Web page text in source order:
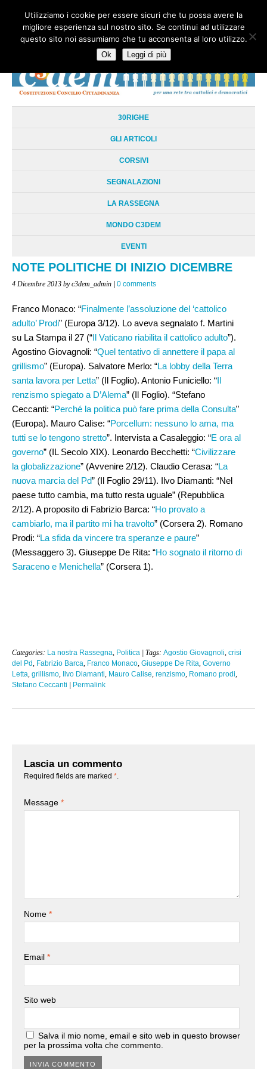
HOME CHI SIAMO LA RETE LE RADICI DOCUMENTAZIONE
AREE TEMATICHE
30RIGHE
GLI ARTICOLI
CORSIVI
SEGNALAZIONI
LA RASSEGNA
MONDO C3DEM
EVENTI
NOTE POLITICHE DI INIZIO DICEMBRE
4 Dicembre 2013 by c3dem_admin | 0 comments
Franco Monaco: “Finalmente l’assoluzione del ‘cattolico
adulto’ Prodi” (Europa 3/12). Lo aveva segnalato f. Martini
su La Stampa il 27 (“Il Vaticano riabilita il cattolico adulto”).
Agostino Giovagnoli: “Quel tentativo di annettere il papa al
grillismo” (Europa). Salvatore Merlo: “La lobby della Terra
santa lavora per Letta” (Il Foglio). Antonio Funiciello: “Il
renzismo spiegato a D’Alema” (Il Foglio). “Stefano
Ceccanti: “Perché la politica può fare prima della Consulta”
(Europa). Mauro Calise: “Porcellum: nessuno lo ama, ma
tutti se lo tengono stretto”. Intervista a Casaleggio: “E ora al
governo” (IL Secolo XIX). Leonardo Becchetti: “Civilizzare
la globalizzazione” (Avvenire 2/12). Claudio Cerasa: “La
nuova marcia del Pd” (Il Foglio 29/11). Ilvo Diamanti: “Nel
paese tutto cambia, ma tutto resta uguale” (Repubblica
2/12). A proposito di Fabrizio Barca: “Ho provato a
cambiarlo, ma il partito mi ha travolto” (Corsera 2). Romano
Prodi: “La sfida da vincere tra speranze e paure”
(Messaggero 3). Giuseppe De Rita: “Ho sognato il ritorno di
Saraceno e Menichella” (Corsera 1).
Categories: La nostra Rassegna Politica | Tags: Agostio Giovagnoli crisi
del Pd Fabrizio Barca Franco Monaco Giuseppe De Rita Governo
Letta grillismo Ilvo Diamanti Mauro Calise renzismo Romano prodi
Stefano Ceccanti | Permalink
Lascia un commento
Required fields are marked *
Message *
Nome *
Email *
Sito web
Salva il mio nome, email e sito web in questo browser
per la prossima volta che commento.
Utilizziamo i cookie per essere sicuri che tu possa avere la
migliore esperienza sul nostro sito. Se continui ad utilizzare
questo sito noi assumiamo che tu acconsenta al loro utilizzo.
Ok Leggi di più